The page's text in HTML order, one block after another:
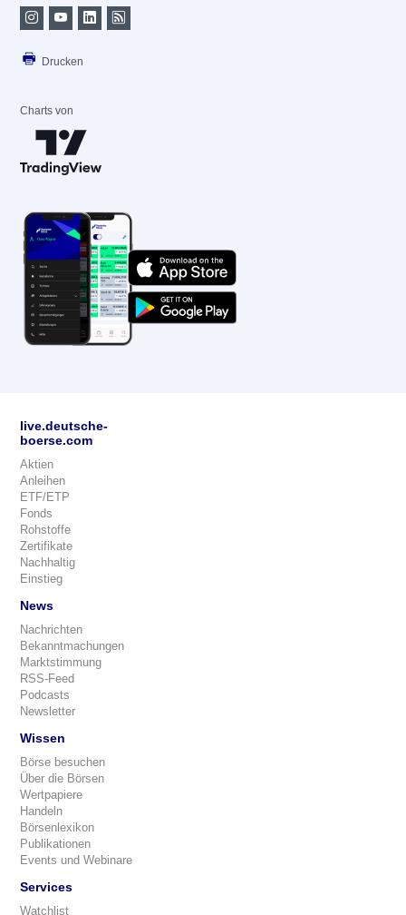
Drucken
Charts von
live.deutsche-
boerse.com
Aktien
Anleihen
ETF/ETP
Fonds
Rohstoffe
Zertifikate
Nachhaltig
Einstieg
News
Nachrichten
Bekanntmachungen
Marktstimmung
RSS-Feed
Podcasts
Newsletter
Wissen
Börse besuchen
Über die Börsen
Wertpapiere
Handeln
Börsenlexikon
Publikationen
Events und Webinare
Services
Watchlist